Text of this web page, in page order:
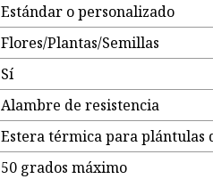
Estándar o personalizado
Flores/Plantas/Semillas
Sí
Alambre de resistencia
Estera térmica para plántulas
50 grados máximo